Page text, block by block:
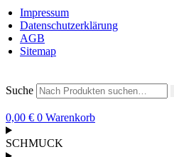
Impressum
Datenschutzerklärung
AGB
Sitemap
Suche
0,00 € 0 Warenkorb
SCHMUCK